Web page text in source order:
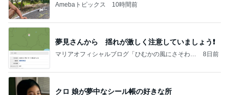
Amebaトピックス 10時間前
夢見さんから 揺れが激しく注意していましょう❗️
マリアオフィシャルブログ「ひむかの風にさそわれ
8日前
クロ 娘が夢中なシール帳の好きな所